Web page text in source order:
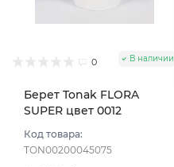
0 В наличии
Берет Tonak FLORA
SUPER цвет 0012
Код товара:
TON00200045075